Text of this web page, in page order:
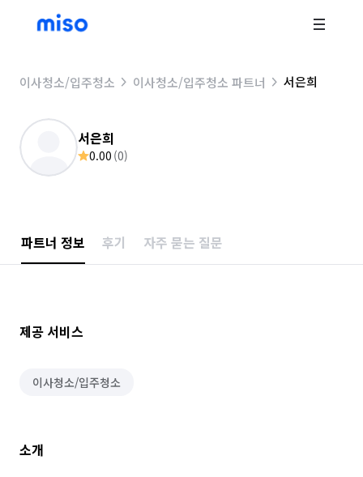
이사청소/입주청소 이사청소/입주청소 파트너 서은희
서은희
0.00 (0)
파트너 정보 후기 자주 묻는 질문
제공 서비스
이사청소/입주청소
소개